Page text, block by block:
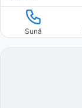
Sună